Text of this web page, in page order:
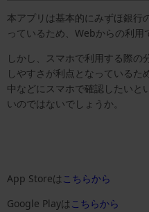
本アプリは基本的にみずほ銀行
っているため、Webからの利用
しかし、スマホで利用する際の
しやすさが利点となっているた
中などにスマホで確認したいと
いのではないでしょうか。
App Storeは こちらから
Google Playは こちらから